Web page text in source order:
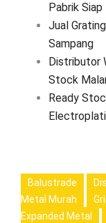
Pabrik
Jual
Sampang
Distributor
Stock
Ready
Balustrade
Metal Murah
Expanded Metal